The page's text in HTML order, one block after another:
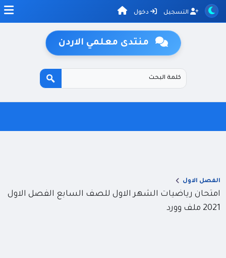
التسجيل دخول
منتدى معلمي الاردن
الفصل الاول
امتحان رياضيات الشهر الاول للصف السابع الفصل الاول
2021 ملف وورد